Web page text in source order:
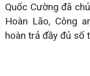
Quốc Cường đã
Hoàn Lão, Công
hoàn trả đầy đủ số